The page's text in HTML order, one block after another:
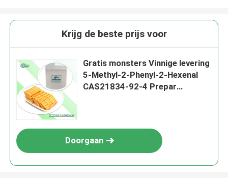
Krijg de beste prijs voor
Gratis monsters Vinnige levering
5-Methyl-2-Phenyl-2-Hexenal
CAS21834-92-4 Prepar
Doorgaan